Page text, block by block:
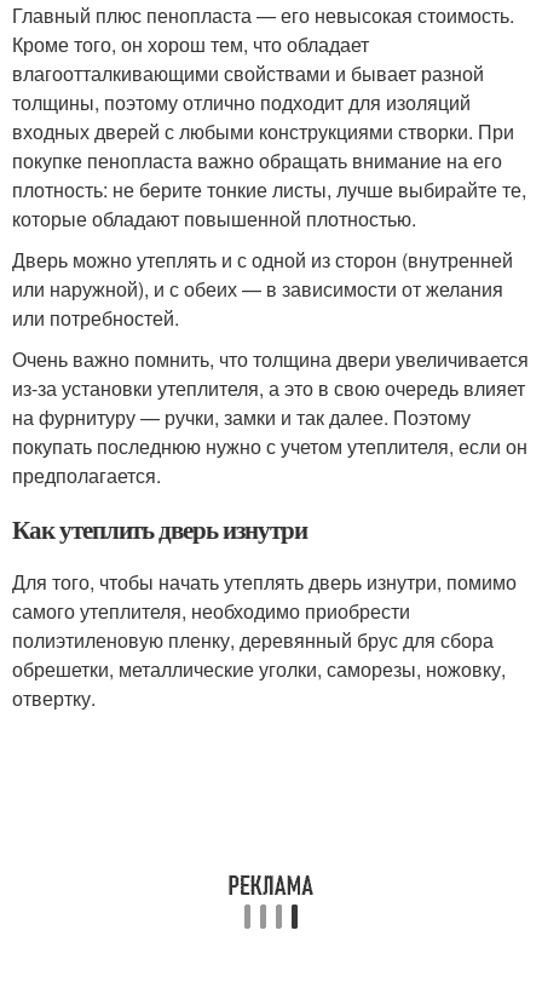
Главный плюс пенопласта — его невысокая стоимость.
Кроме того, он хорош тем, что обладает
влагоотталкивающими свойствами и бывает разной
толщины, поэтому отлично подходит для изоляций
входных дверей с любыми конструкциями створки. При
покупке пенопласта важно обращать внимание на его
плотность: не берите тонкие листы, лучше выбирайте те,
которые обладают повышенной плотностью.
Дверь можно утеплять и с одной из сторон (внутренней
или наружной), и с обеих — в зависимости от желания
или потребностей.
Очень важно помнить, что толщина двери увеличивается
из-за установки утеплителя, а это в свою очередь влияет
на фурнитуру — ручки, замки и так далее. Поэтому
покупать последнюю нужно с учетом утеплителя, если он
предполагается.
Как утеплить дверь изнутри
Для того, чтобы начать утеплять дверь изнутри, помимо
самого утеплителя, необходимо приобрести
полиэтиленовую пленку, деревянный брус для сбора
обрешетки, металлические уголки, саморезы, ножовку,
отвертку.